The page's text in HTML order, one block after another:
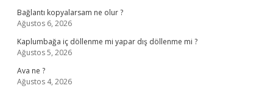
Bağlantı kopyalarsam ne olur ?
Ağustos 6, 2026
Kaplumbağa iç döllenme mi yapar dış döllenme mi ?
Ağustos 5, 2026
Ava ne ?
Ağustos 4, 2026